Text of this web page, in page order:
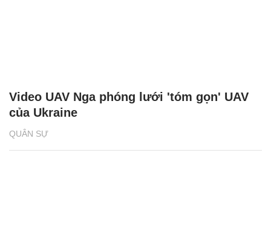
QUÂN SỰ
Video UAV Nga phóng lưới 'tóm gọn' UAV
của Ukraine